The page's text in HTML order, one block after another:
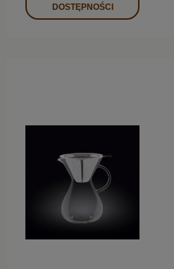
DOSTĘPNOŚCI